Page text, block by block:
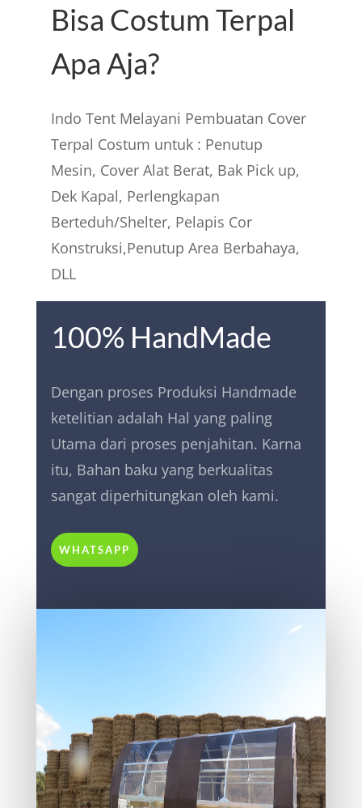
Bisa Costum Terpal
Apa Aja?
Indo Tent Melayani Pembuatan Cover
Terpal Costum untuk : Penutup
Mesin, Cover Alat Berat, Bak Pick up,
Dek Kapal, Perlengkapan
Berteduh/Shelter, Pelapis Cor
Konstruksi,Penutup Area Berbahaya,
DLL
100% HandMade
Dengan proses Produksi Handmade
ketelitian adalah Hal yang paling
Utama dari proses penjahitan. Karna
itu, Bahan baku yang berkualitas
sangat diperhitungkan oleh kami.
WHATSAPP